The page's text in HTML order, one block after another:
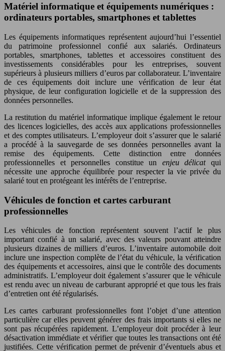
Matériel informatique et équipements numériques :
ordinateurs portables, smartphones et tablettes
Les équipements informatiques représentent aujourd’hui l’essentiel
du patrimoine professionnel confié aux salariés. Ordinateurs
portables, smartphones, tablettes et accessoires constituent des
investissements considérables pour les entreprises, souvent
supérieurs à plusieurs milliers d’euros par collaborateur. L’inventaire
de ces équipements doit inclure une vérification de leur état
physique, de leur configuration logicielle et de la suppression des
données personnelles.
La restitution du matériel informatique implique également le retour
des licences logicielles, des accès aux applications professionnelles
et des comptes utilisateurs. L’employeur doit s’assurer que le salarié
a procédé à la sauvegarde de ses données personnelles avant la
remise des équipements. Cette distinction entre données
professionnelles et personnelles constitue un enjeu délicatqui
nécessite une approche équilibrée pour respecter la vie privée du
salarié tout en protégeant les intérêts de l’entreprise.
Véhicules de fonction et cartes carburant
professionnelles
Les véhicules de fonction représentent souvent l’actif le plus
important confié à un salarié, avec des valeurs pouvant atteindre
plusieurs dizaines de milliers d’euros. L’inventaire automobile doit
inclure une inspection complète de l’état du véhicule, la vérification
des équipements et accessoires, ainsi que le contrôle des documents
administratifs. L’employeur doit également s’assurer que le véhicule
est rendu avec un niveau de carburant approprié et que tous les frais
d’entretien ont été régularisés.
Les cartes carburant professionnelles font l’objet d’une attention
particulière car elles peuvent générer des frais importants si elles ne
sont pas récupérées rapidement. L’employeur doit procéder à leur
désactivation immédiate et vérifier que toutes les transactions ont été
justifiées. Cette vérification permet de prévenir d’éventuels abus et